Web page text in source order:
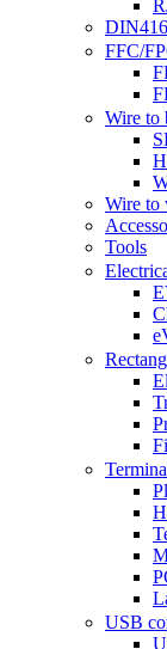
FFC/
Wire to
Wire to
Tools
USB